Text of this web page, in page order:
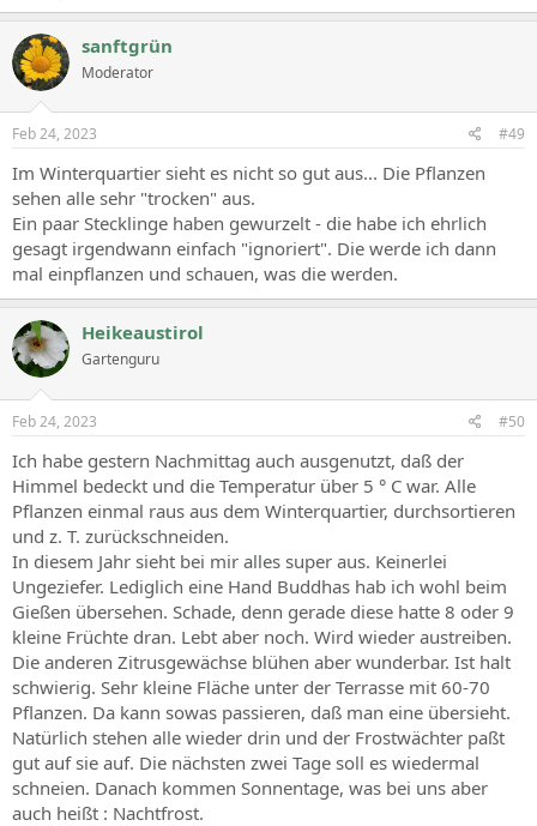
sanftgrün
Moderator
Feb 24, 2023 #49
Im Winterquartier sieht es nicht so gut aus... Die Pflanzen
sehen alle sehr "trocken" aus.
Ein paar Stecklinge haben gewurzelt - die habe ich ehrlich
gesagt irgendwann einfach "ignoriert". Die werde ich dann
mal einpflanzen und schauen, was die werden.
Heikeaustirol
Gartenguru
Feb 24, 2023 #50
Ich habe gestern Nachmittag auch ausgenutzt, daß der
Himmel bedeckt und die Temperatur über 5 ° C war. Alle
Pflanzen einmal raus aus dem Winterquartier, durchsortieren
und z. T. zurückschneiden.
In diesem Jahr sieht bei mir alles super aus. Keinerlei
Ungeziefer. Lediglich eine Hand Buddhas hab ich wohl beim
Gießen übersehen. Schade, denn gerade diese hatte 8 oder 9
kleine Früchte dran. Lebt aber noch. Wird wieder austreiben.
Die anderen Zitrusgewächse blühen aber wunderbar. Ist halt
schwierig. Sehr kleine Fläche unter der Terrasse mit 60-70
Pflanzen. Da kann sowas passieren, daß man eine übersieht.
Natürlich stehen alle wieder drin und der Frostwächter paßt
gut auf sie auf. Die nächsten zwei Tage soll es wiedermal
schneien. Danach kommen Sonnentage, was bei uns aber
auch heißt : Nachtfrost.